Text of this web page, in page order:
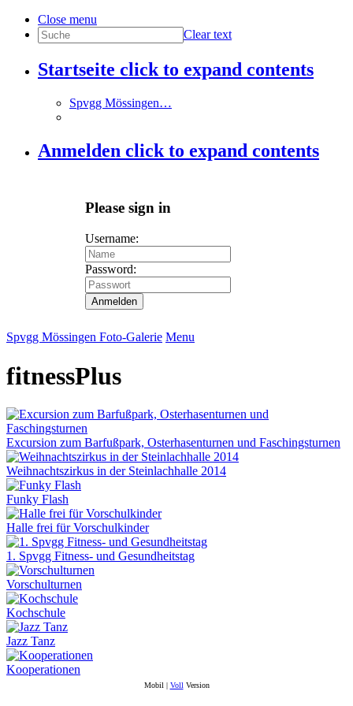
Close menu
Clear text
Startseite click to expand contents
Spvgg Mössingen…
Anmelden click to expand contents
Please sign in
Username:
Password:
Anmelden
Spvgg Mössingen Foto-Galerie Menu
fitnessPlus
Excursion zum Barfußpark, Osterhasenturnen und Faschingsturnen
Weihnachtszirkus in der Steinlachhalle 2014
Funky Flash
Halle frei für Vorschulkinder
1. Spvgg Fitness- und Gesundheitstag
Vorschulturnen
Kochschule
Jazz Tanz
Kooperationen
Mobil | Voll Version